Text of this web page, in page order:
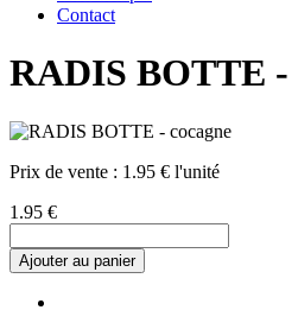
Contact
RADIS BOTTE -
Prix de vente : 1.95 € l'unité
1.95 €
Ajouter au panier